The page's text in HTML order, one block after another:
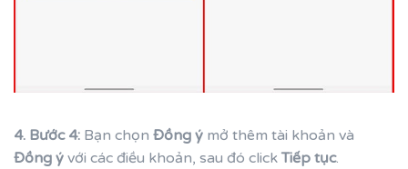
4. Bước 4: Bạn chọn Đồng ý mở thêm tài khoản và
Đồng ý với các điều khoản, sau đó click Tiếp tục.